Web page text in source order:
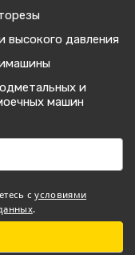
высокого давления
и
машин
сусловиями
.